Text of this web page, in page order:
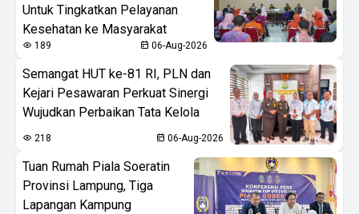
Untuk Tingkatkan Pelayanan
Kesehatan ke Masyarakat
189 06-Aug-2026
Semangat HUT ke-81 RI, PLN dan
Kejari Pesawaran Perkuat Sinergi
Wujudkan Perbaikan Tata Kelola
218 06-Aug-2026
Tuan Rumah Piala Soeratin
Provinsi Lampung, Tiga
Lapangan Kampung